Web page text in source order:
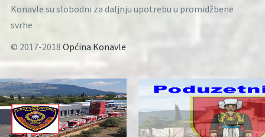
Konavle su slobodni za daljnju upotrebu u promidžbene
svrhe
© 2017-2018 Općina Konavle